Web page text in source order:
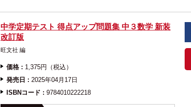
中学定期テスト 得点アップ問題集 中３数学 新装
改訂版
旺文社 編
価格 : 1,375円（税込）
発売日 : 2025年04月17日
ISBNコード : 9784010222218